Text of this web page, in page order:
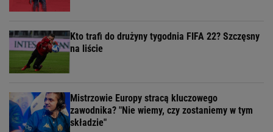
Kto trafi do drużyny tygodnia FIFA 22? Szczęsny
na liście
Mistrzowie Europy stracą kluczowego
zawodnika? "Nie wiemy, czy zostaniemy w tym
składzie"